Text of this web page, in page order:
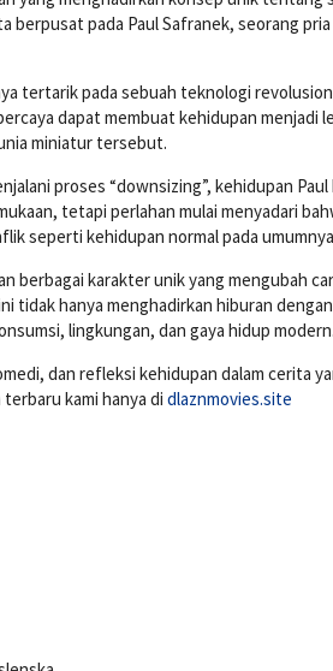
berpusat pada Paul Safranek, seorang
tertarik pada sebuah teknologi
dapat membuat kehidupan menjadi
miniatur tersebut.
proses “downsizing”, kehidupan
tetapi perlahan mulai menyadari
seperti kehidupan normal pada
berbagai karakter unik yang mengubah
tidak hanya menghadirkan hiburan
lingkungan, dan gaya hidup modern.
dan refleksi kehidupan dalam cerita
kami hanya di dlaznmovies.site